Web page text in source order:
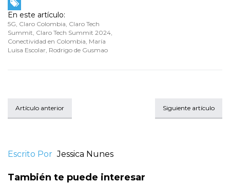
En este artículo:
5G, Claro Colombia, Claro Tech
Summit, Claro Tech Summit 2024,
Conectividad en Colombia, María
Luisa Escolar, Rodrigo de Gusmao
Artículo anterior Siguiente artículo
Escrito Por Jessica Nunes
También te puede interesar